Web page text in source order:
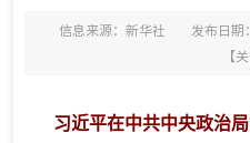
信息来源：新华社 发布日期
【
习近平在中共中央政治